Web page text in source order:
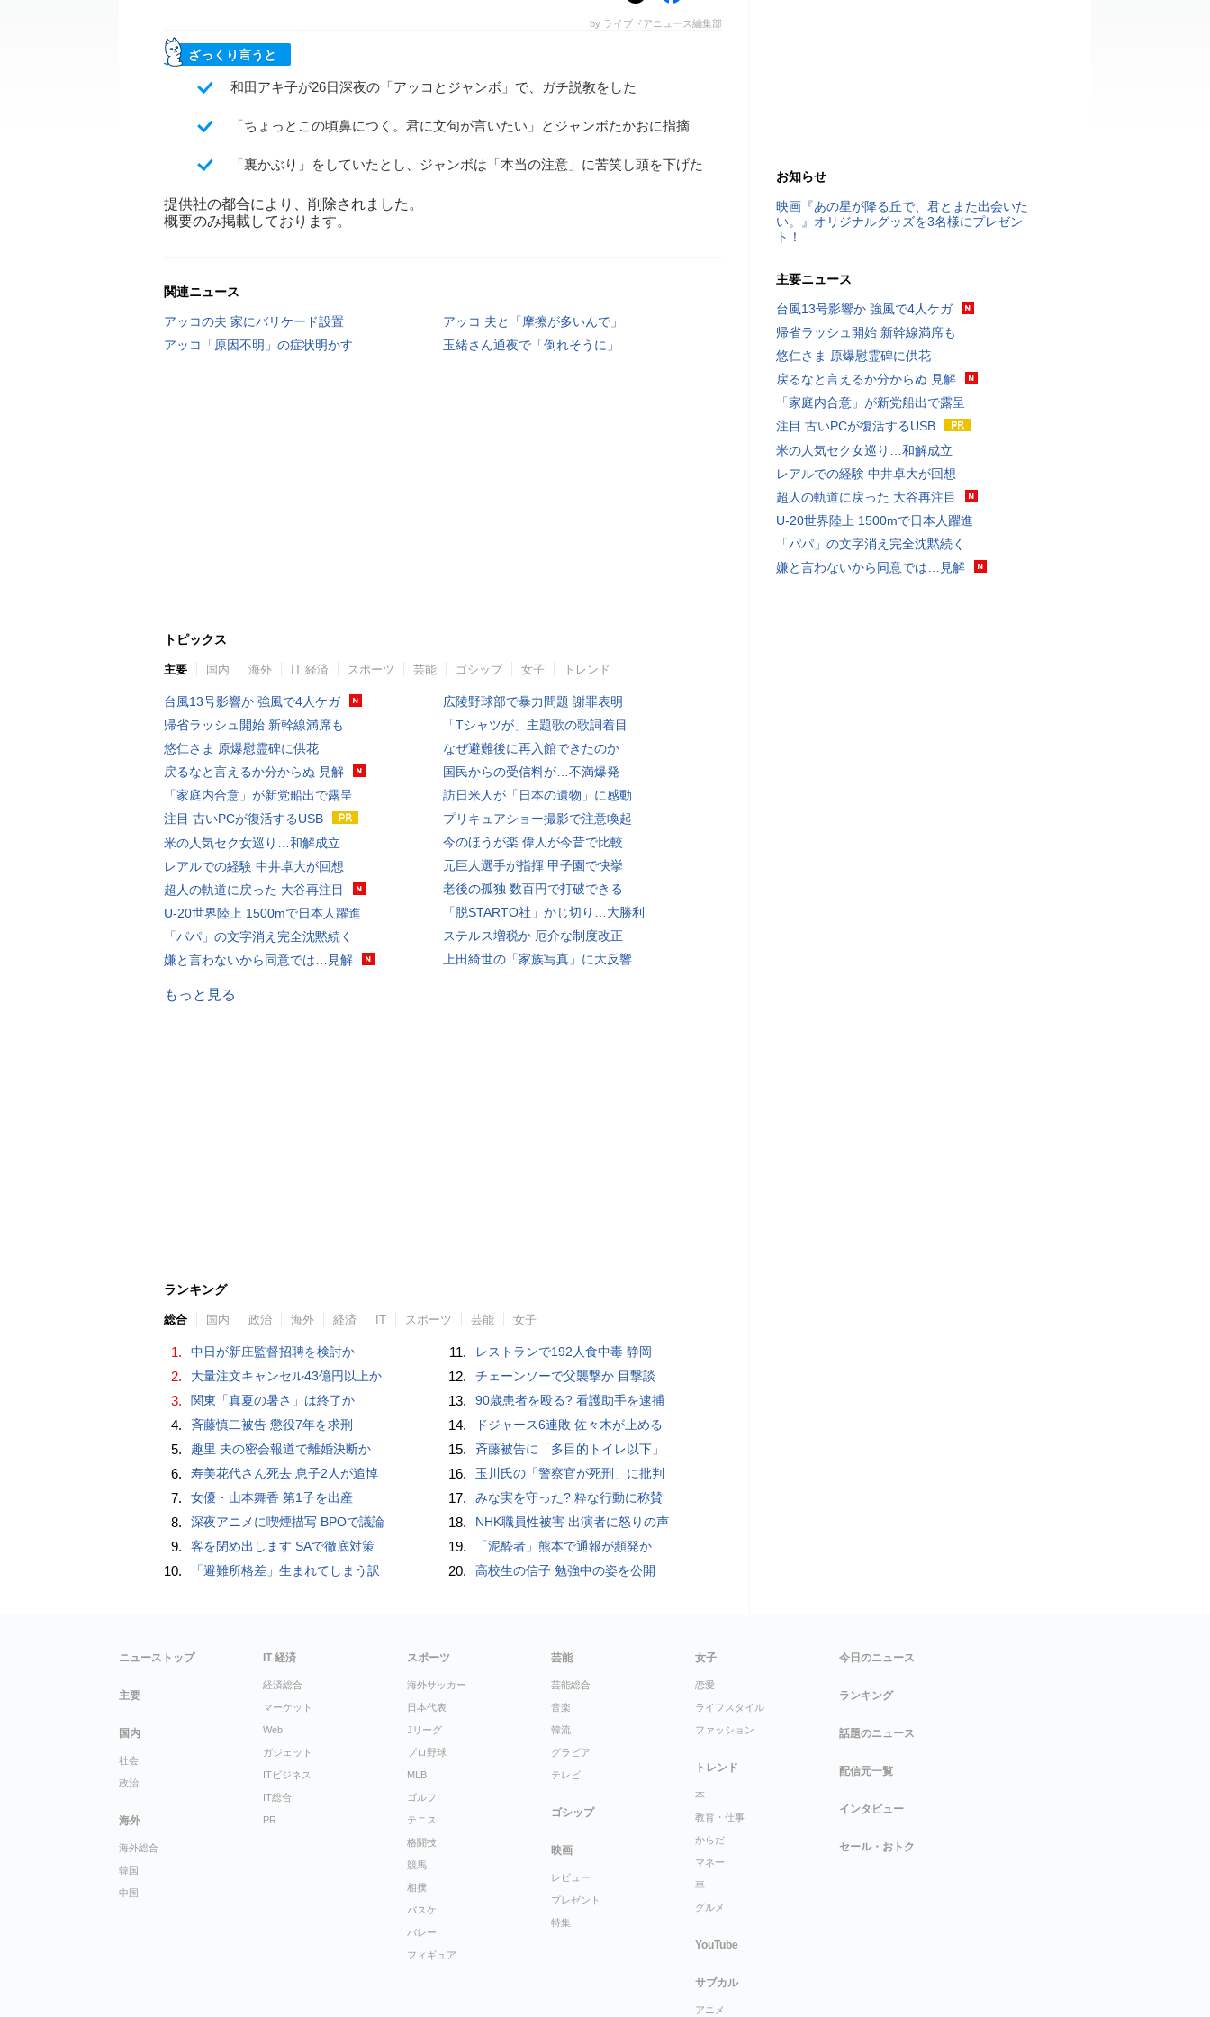
by ライブドアニュース編集部
ざっくり言うと
和田アキ子が26日深夜の「アッコとジャンボ」で、ガチ説教をした
「ちょっとこの頃鼻につく。君に文句が言いたい」とジャンボたかおに指摘
「裏かぶり」をしていたとし、ジャンボは「本当の注意」に苦笑し頭を下げた
提供社の都合により、削除されました。
概要のみ掲載しております。
関連ニュース
アッコの夫 家にバリケード設置
アッコ 夫と「摩擦が多いんで」
アッコ「原因不明」の症状明かす
玉緒さん通夜で「倒れそうに」
トピックス
主要 国内 海外 IT 経済 スポーツ 芸能 ゴシップ 女子 トレンド
台風13号影響か 強風で4人ケガ
帰省ラッシュ開始 新幹線満席も
悠仁さま 原爆慰霊碑に供花
戻るなと言えるか分からぬ 見解
「家庭内合意」が新党船出で露呈
注目 古いPCが復活するUSB
米の人気セク女巡り…和解成立
レアルでの経験 中井卓大が回想
超人の軌道に戻った 大谷再注目
U-20世界陸上 1500mで日本人躍進
「パパ」の文字消え完全沈黙続く
嫌と言わないから同意では…見解
広陵野球部で暴力問題 謝罪表明
「Tシャツが」主題歌の歌詞着目
なぜ避難後に再入館できたのか
国民からの受信料が…不満爆発
訪日米人が「日本の遺物」に感動
プリキュアショー撮影で注意喚起
今のほうが楽 偉人が今昔で比較
元巨人選手が指揮 甲子園で快挙
老後の孤独 数百円で打破できる
「脱STARTO社」かじ切り…大勝利
ステルス増税か 厄介な制度改正
上田綺世の「家族写真」に大反響
もっと見る
ランキング
総合 国内 政治 海外 経済 IT スポーツ 芸能 女子
1. 中日が新庄監督招聘を検討か
2. 大量注文キャンセル43億円以上か
3. 関東「真夏の暑さ」は終了か
4. 斉藤慎二被告 懲役7年を求刑
5. 趣里 夫の密会報道で離婚決断か
6. 寿美花代さん死去 息子2人が追悼
7. 女優・山本舞香 第1子を出産
8. 深夜アニメに喫煙描写 BPOで議論
9. 客を閉め出します SAで徹底対策
10. 「避難所格差」生まれてしまう訳
11. レストランで192人食中毒 静岡
12. チェーンソーで父襲撃か 目撃談
13. 90歳患者を殴る? 看護助手を逮捕
14. ドジャース6連敗 佐々木が止める
15. 斉藤被告に「多目的トイレ以下」
16. 玉川氏の「警察官が死刑」に批判
17. みな実を守った? 粋な行動に称賛
18. NHK職員性被害 出演者に怒りの声
19. 「泥酔者」熊本で通報が頻発か
20. 高校生の信子 勉強中の姿を公開
お知らせ
映画『あの星が降る丘で、君とまた出会いた
い。』オリジナルグッズを3名様にプレゼン
ト！
主要ニュース
台風13号影響か 強風で4人ケガ
帰省ラッシュ開始 新幹線満席も
悠仁さま 原爆慰霊碑に供花
戻るなと言えるか分からぬ 見解
「家庭内合意」が新党船出で露呈
注目 古いPCが復活するUSB
米の人気セク女巡り…和解成立
レアルでの経験 中井卓大が回想
超人の軌道に戻った 大谷再注目
U-20世界陸上 1500mで日本人躍進
「パパ」の文字消え完全沈黙続く
嫌と言わないから同意では…見解
ニューストップ
主要
国内
社会
政治
海外
海外総合
韓国
中国
IT 経済
経済総合
マーケット
Web
ガジェット
ITビジネス
IT総合
PR
スポーツ
海外サッカー
日本代表
Jリーグ
プロ野球
MLB
ゴルフ
テニス
格闘技
競馬
相撲
バスケ
バレー
フィギュア
芸能
芸能総合
音楽
韓流
グラビア
テレビ
ゴシップ
映画
レビュー
プレゼント
特集
女子
恋愛
ライフスタイル
ファッション
トレンド
本
教育・仕事
からだ
マネー
車
グルメ
YouTube
サブカル
アニメ
今日のニュース
ランキング
話題のニュース
配信元一覧
インタビュー
セール・おトク